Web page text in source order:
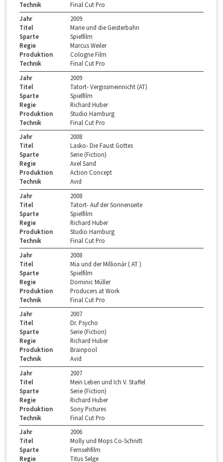
Technik
Final Cut Pro
Jahr
2009
Titel
Marie und die Geisterbahn
Sparte
Spielfilm
Regie
Marcus Weiler
Produktion
Cologne Film
Technik
Final Cut Pro
Jahr
2009
Titel
Tatort- Vergissmeinnicht (AT)
Sparte
Spielfilm
Regie
Richard Huber
Produktion
Studio Hamburg
Technik
Final Cut Pro
Jahr
2008
Titel
Lasko- Die Faust Gottes
Sparte
Serie (Fiction)
Regie
Axel Sand
Produktion
Action Concept
Technik
Avid
Jahr
2008
Titel
Tatort- Auf der Sonnenseite
Sparte
Spielfilm
Regie
Richard Huber
Produktion
Studio Hamburg
Technik
Final Cut Pro
Jahr
2008
Titel
Mia und der Millionär ( AT )
Sparte
Spielfilm
Regie
Dominic Müller
Produktion
Producers at Work
Technik
Final Cut Pro
Jahr
2007
Titel
Dr. Psycho
Sparte
Serie (Fiction)
Regie
Richard Huber
Produktion
Brainpool
Technik
Avid
Jahr
2007
Titel
Mein Leben und Ich V. Staffel
Sparte
Serie (Fiction)
Regie
Richard Huber
Produktion
Sony Pictures
Technik
Final Cut Pro
Jahr
2006
Titel
Molly und Mops Co-Schnitt
Sparte
Fernsehfilm
Regie
Titus Selge